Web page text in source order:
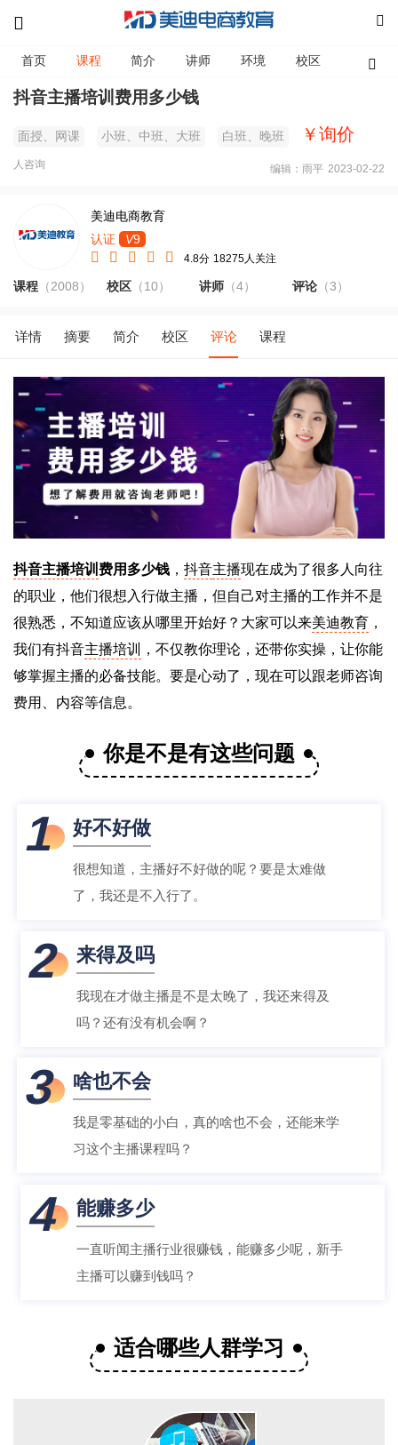
首页 课程 简介 讲师 环境 校区 资讯
抖音主播培训费用多少钱
面授、网课 小班、中班、大班 白班、晚班 ￥询价
人咨询 2023-02-22
编辑：雨平
美迪电商教育
认证
V9
4.8分 18275人关注
课程 （2008） 校区（10） 讲师 （4） 评论（3）
详情 摘要 简介 校区 评论 课程
抖音主播培训 费用多少钱 ， 抖音主播现在成为了很多人向往
的职业，他们很想入行做主播，但自己对主播的工作并不是
很熟悉，不知道应该从哪里开始好？大家可以来美迪教育 ，
我们有抖音主播培训
，不仅教你理论，还带你实操，让你能
够掌握主播的必备技能。要是心动了，现在可以跟老师咨询
费用、内容等信息。
你是不是有这些问题
1 好不好做
很想知道，主播好不好做的呢？要是太难做
了，我还是不入行了。
2 来得及吗
我现在才做主播是不是太晚了，我还来得及
吗？还有没有机会啊？
3 啥也不会
我是零基础的小白，真的啥也不会，还能来学
习这个主播课程吗？
4 能赚多少
一直听闻主播行业很赚钱，能赚多少呢，新手
主播可以赚到钱吗？
适合哪些人群学习